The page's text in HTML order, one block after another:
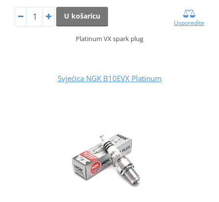
U košaricu
Usporedite
Platinum VX spark plug
Svjećica NGK B10EVX Platinum